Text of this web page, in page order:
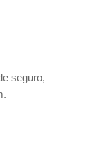
seguro,